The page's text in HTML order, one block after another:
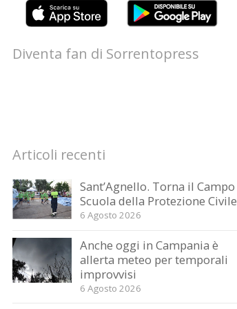
Diventa fan di Sorrentopress
Articoli recenti
Sant’Agnello. Torna il Campo
Scuola della Protezione Civile
6 Agosto 2026
Anche oggi in Campania è
allerta meteo per temporali
improvvisi
6 Agosto 2026